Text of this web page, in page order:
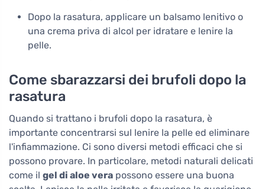
Dopo la rasatura, applicare un balsamo lenitivo o
una crema priva di alcol per idratare e lenire la
pelle.
Come sbarazzarsi dei brufoli dopo la
rasatura
Quando si trattano i brufoli dopo la rasatura, è
importante concentrarsi sul lenire la pelle ed eliminare
l'infiammazione. Ci sono diversi metodi efficaci che si
possono provare. In particolare, metodi naturali delicati
come il gel di aloe vera possono essere una buona